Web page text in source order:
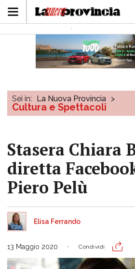
Sei in: La Nuova Provincia >
Cultura e Spettacoli
Stasera Chiara
diretta
Piero Pelù
Elisa Ferrando
13 Maggio 2020 Condividi